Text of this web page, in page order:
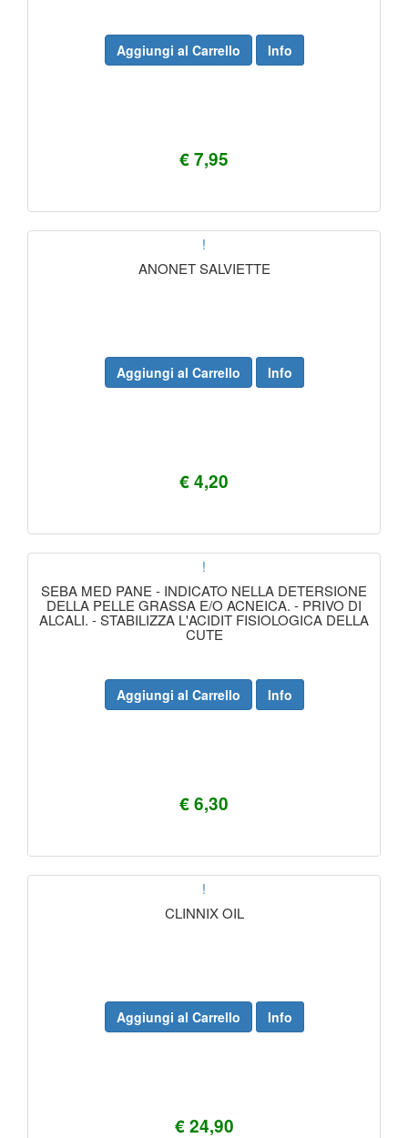
€ 7,95
Aggiungi al Carrello Info
!
ANONET SALVIETTE
€ 4,20
Aggiungi al Carrello Info
!
SEBA MED PANE - INDICATO NELLA DETERSIONE
DELLA PELLE GRASSA E/O ACNEICA. - PRIVO DI
ALCALI. - STABILIZZA L'ACIDIT FISIOLOGICA DELLA
CUTE
€ 6,30
Aggiungi al Carrello Info
!
CLINNIX OIL
€ 24,90
Aggiungi al Carrello Info